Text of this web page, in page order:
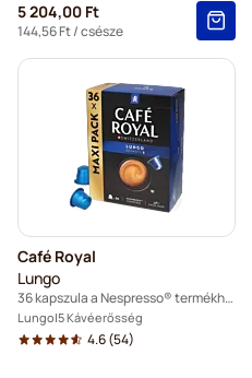
5 204,00 Ft
144,56 Ft/ csésze
Café Royal
Lungo
36 kapszula a Nespresso® termékhez
Lungo 5 Kávéerősség
4.6(54)